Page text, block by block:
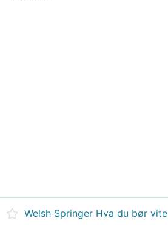
Welsh Springer Hva du bør vite